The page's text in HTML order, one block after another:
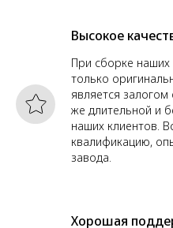
Высокое
При сборке наших
только
является залогом
же длительной и
наших клиентов.
квалификацию,
завода.
Хорошая